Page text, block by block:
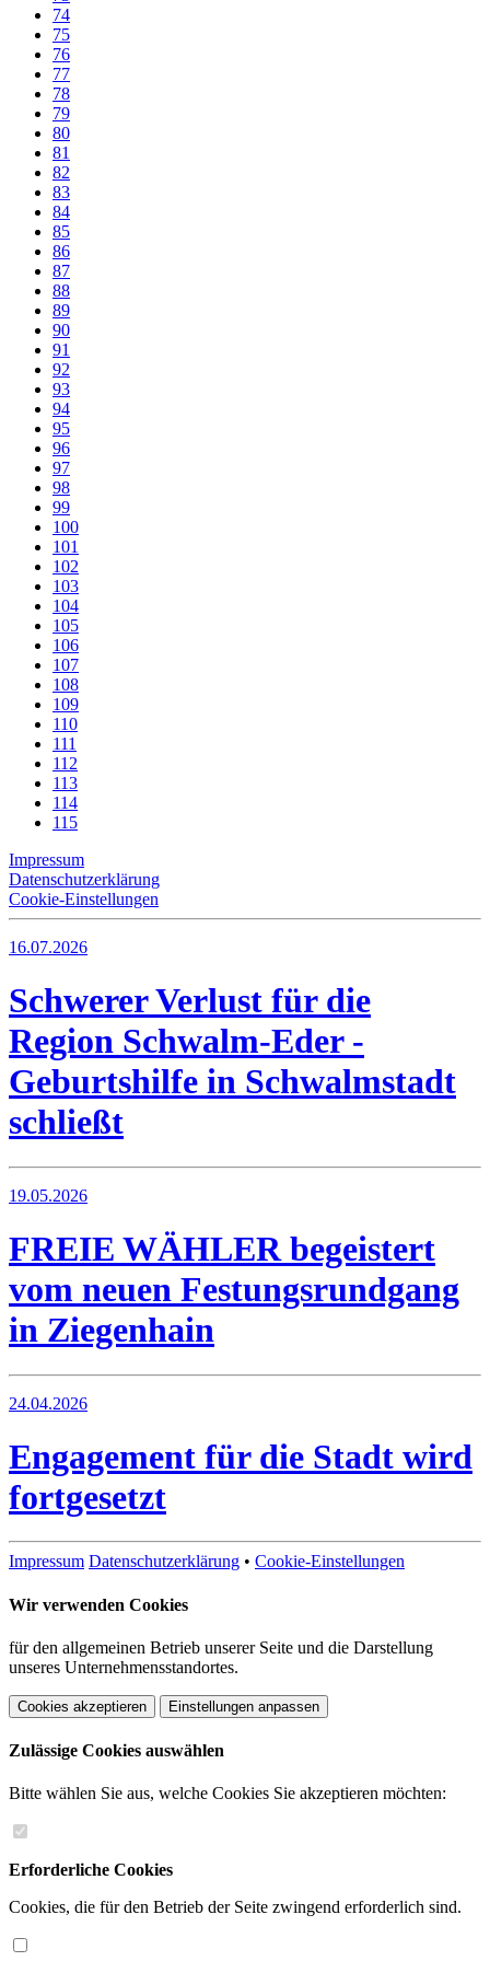
74
75
76
77
78
79
80
81
82
83
84
85
86
87
88
89
90
91
92
93
94
95
96
97
98
99
100
101
102
103
104
105
106
107
108
109
110
111
112
113
114
115
Impressum
Datenschutzerklärung
Cookie-Einstellungen
16.07.2026
Schwerer Verlust für die
Region Schwalm-Eder -
Geburtshilfe in Schwalmstadt
schließt
19.05.2026
FREIE WÄHLER begeistert
vom neuen Festungsrundgang
in Ziegenhain
24.04.2026
Engagement für die Stadt wird
fortgesetzt
Impressum Datenschutzerklärung • Cookie-Einstellungen
Wir verwenden Cookies
für den allgemeinen Betrieb unserer Seite und die Darstellung
unseres Unternehmensstandortes.
Cookies akzeptieren Einstellungen anpassen
Zulässige Cookies auswählen
Bitte wählen Sie aus, welche Cookies Sie akzeptieren möchten:
Erforderliche Cookies
Cookies, die für den Betrieb der Seite zwingend erforderlich sind.